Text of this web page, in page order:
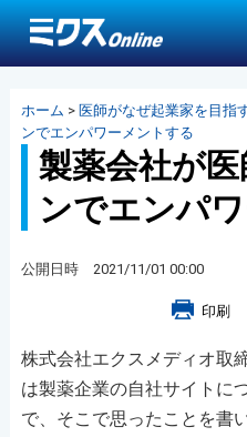
ホーム > 医師がなぜ起業家を目指
ンでエンパワーメントする
製薬会社が
ンでエンパ
公開日時 2021/11/01 00:00
印刷
株式会社エクスメディオ取
は製薬企業の自社サイトに
で、そこで思ったことを書